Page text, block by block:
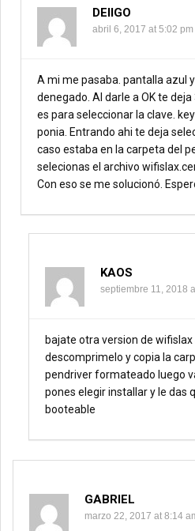
DEIIGO
abril 6, 2017 at 5:02 pm
A mi me pasaba. pantalla azul
denegado. Al darle a OK te
es para seleccionar la clave.
ponia. Entrando ahi te deja
caso estaba en la carpeta del
selecionas el archivo
Con eso se me solucionó.
KAOS
septiembre 11, 2018
bajate otra version de wifislax
descomprimelo y copia la
pendriver formateado luego
pones elegir installar y le das
booteable
GABRIEL
marzo 22, 2017 at 8:14